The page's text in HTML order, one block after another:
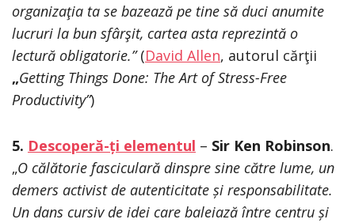
organizaţia ta se bazează pe tine să duci anumite
lucruri la bun sfârşit, cartea asta reprezintă o
lectură obligatorie.”(David Allen, autorul cărţii
„Getting Things Done: The Art of Stress-Free
Productivity”)
5. Descoperă-ți elementul – Sir Ken Robinson.
„O călătorie fasciculară dinspre sine către lume, un
demers activist de autenticitate și responsabilitate.
Un dans cursiv de idei care baleiază între centru și